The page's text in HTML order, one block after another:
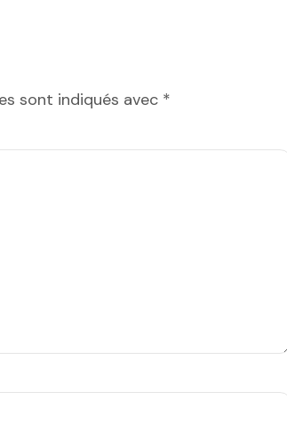
sont indiqués avec *